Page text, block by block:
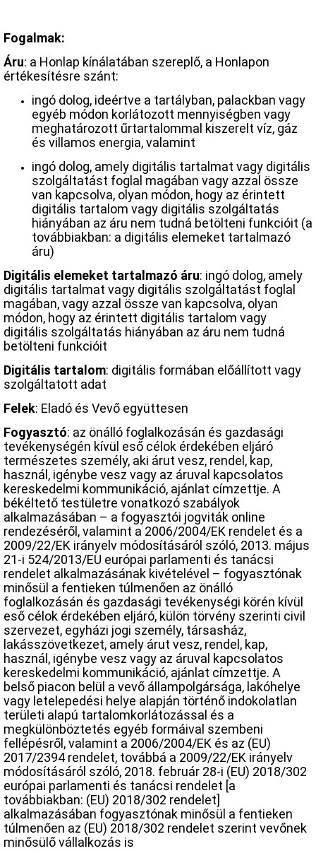
Fogalmak:
Áru: a Honlap kínálatában szereplő, a Honlapon
értékesítésre szánt:
ingó dolog, ideértve a tartályban, palackban vagy
egyéb módon korlátozott mennyiségben vagy
meghatározott űrtartalommal kiszerelt víz, gáz
és villamos energia, valamint
ingó dolog, amely digitális tartalmat vagy digitális
szolgáltatást foglal magában vagy azzal össze
van kapcsolva, olyan módon, hogy az érintett
digitális tartalom vagy digitális szolgáltatás
hiányában az áru nem tudná betölteni funkcióit (a
továbbiakban: a digitális elemeket tartalmazó
áru)
Digitális elemeket tartalmazó áru: ingó dolog, amely
digitális tartalmat vagy digitális szolgáltatást foglal
magában, vagy azzal össze van kapcsolva, olyan
módon, hogy az érintett digitális tartalom vagy
digitális szolgáltatás hiányában az áru nem tudná
betölteni funkcióit
Digitális tartalom: digitális formában előállított vagy
szolgáltatott adat
Felek: Eladó és Vevő együttesen
Fogyasztó: az önálló foglalkozásán és gazdasági
tevékenységén kívül eső célok érdekében eljáró
természetes személy, aki árut vesz, rendel, kap,
használ, igénybe vesz vagy az áruval kapcsolatos
kereskedelmi kommunikáció, ajánlat címzettje. A
békéltető testületre vonatkozó szabályok
alkalmazásában – a fogyasztói jogviták online
rendezéséről, valamint a 2006/2004/EK rendelet és a
2009/22/EK irányelv módosításáról szóló, 2013. május
21-i 524/2013/EU európai parlamenti és tanácsi
rendelet alkalmazásának kivételével – fogyasztónak
minősül a fentieken túlmenően az önálló
foglalkozásán és gazdasági tevékenységi körén kívül
eső célok érdekében eljáró, külön törvény szerinti civil
szervezet, egyházi jogi személy, társasház,
lakásszövetkezet, amely árut vesz, rendel, kap,
használ, igénybe vesz vagy az áruval kapcsolatos
kereskedelmi kommunikáció, ajánlat címzettje. A
belső piacon belül a vevő állampolgársága, lakóhelye
vagy letelepedési helye alapján történő indokolatlan
területi alapú tartalomkorlátozással és a
megkülönböztetés egyéb formáival szembeni
fellépésről, valamint a 2006/2004/EK és az (EU)
2017/2394 rendelet, továbbá a 2009/22/EK irányelv
módosításáról szóló, 2018. február 28-i (EU) 2018/302
európai parlamenti és tanácsi rendelet [a
továbbiakban: (EU) 2018/302 rendelet]
alkalmazásában fogyasztónak minősül a fentieken
túlmenően az (EU) 2018/302 rendelet szerint vevőnek
minősülő vállalkozás is